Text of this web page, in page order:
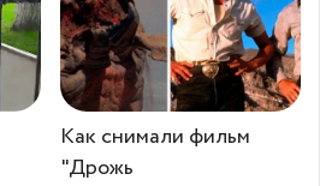
Как снимали фильм
"Дрожь